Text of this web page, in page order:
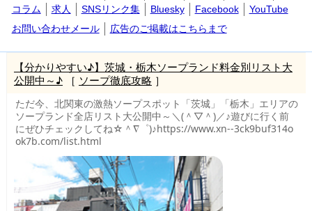
コラム
求人 SNSリンク集 Bluesky Facebook
YouTube
お問い合わせメール
広告のご掲載はこちらまで